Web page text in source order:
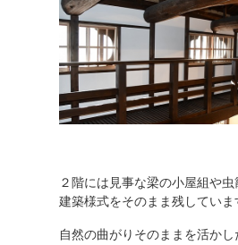
２階には見事な梁の小屋組や
建築様式をそのまま残していま
自然の曲がりそのままを活か